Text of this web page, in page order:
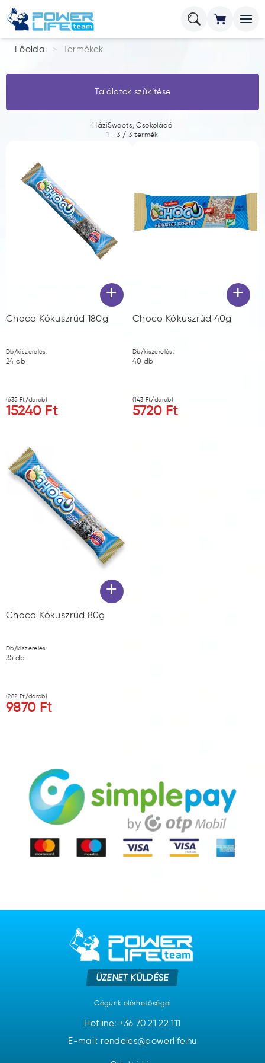
Főoldal Termékek
Találatok szűkítése
HáziSweets, Csokoládé
1 -3 / 3 termék
+
Choco Kókuszrúd 180g
Db/kiszerelés:
24 db
(635 Ft/darab)
15240Ft
+
Choco Kókuszrúd 40g
Db/kiszerelés:
40 db
(143 Ft/darab)
5720Ft
+
Choco Kókuszrúd 80g
Db/kiszerelés:
35 db
(282 Ft/darab)
9870Ft
ÜZENET KÜLDÉSE
Cégünk elérhetőségei
Hotline: +36 70 21 22 111
E-mail: rendeles@powerlife.hu